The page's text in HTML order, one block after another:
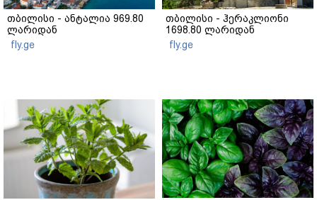
თბილისი - ანტალია 969.80
ლარიდან
fly.ge
თბილისი - ჰერაკლიონი
1698.80 ლარიდან
fly.ge